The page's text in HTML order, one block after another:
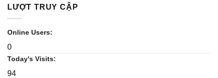
LƯỢT TRUY CẬP
Online Users:
0
Today's Visits:
94